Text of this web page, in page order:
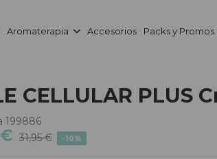
Aromaterapia Accesorios Packs y Promos
CELLULAR PLUS
199886
31,95 € -10%